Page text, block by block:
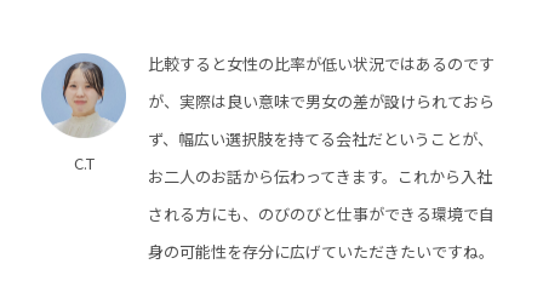
C.T
比較すると女性の比率が低い状況ではあるのです
が、実際は良い意味で男女の差が設けられておら
ず、幅広い選択肢を持てる会社だということが、
お二人のお話から伝わってきます。これから入社
される方にも、のびのびと仕事ができる環境で自
身の可能性を存分に広げていただきたいですね。